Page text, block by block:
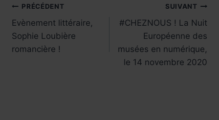
Navigation
de
l’article
PRÉCÉDENT
Evènement littéraire,
Sophie Loubière
romancière !
SUIVANT
#CHEZNOUS ! La Nuit
Européenne des
musées en numérique,
le 14 novembre 2020